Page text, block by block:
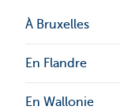
À Bruxelles
En Flandre
En Wallonie